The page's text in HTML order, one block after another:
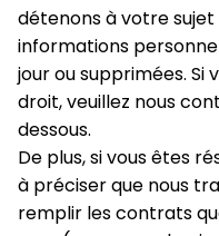
détenons à votre
informations
jour ou supprimées. Si
droit, veuillez nous
dessous.
De plus, si vous êtes
à préciser que nous
remplir les contrats